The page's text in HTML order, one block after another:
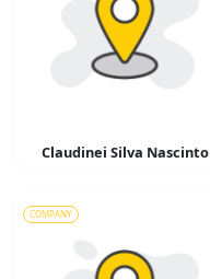
Claudinei Silva Nascinto
COMPANY